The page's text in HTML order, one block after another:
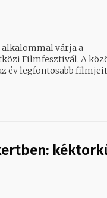
alkalommal várja a
Filmfesztivál. A
év legfontosabb